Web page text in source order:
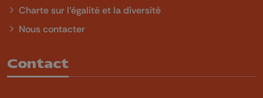
Charte sur l'égalité et la diversité
Nous contacter
Contact